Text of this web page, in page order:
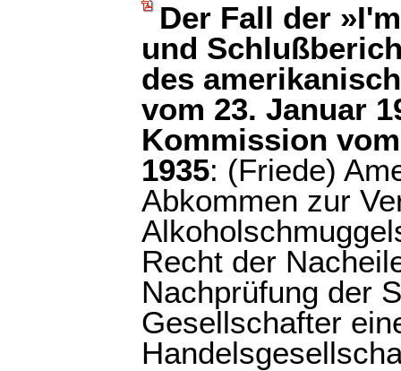
Der Fall der
und
des
vom 23. Januar
Kommission
1935: (Friede)
Abkommen zur
Recht der
Nachprüfung der
Gesellschafter